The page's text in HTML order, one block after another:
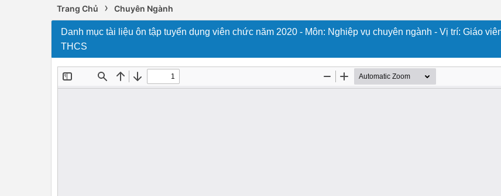
Trang Chủ › Chuyên Ngành
Danh mục tài liệu ôn tập tuyển dụng viên chức năm 2020 - Môn: Nghiệp vụ chuyên ngành - Vị trí: Giáo
THCS